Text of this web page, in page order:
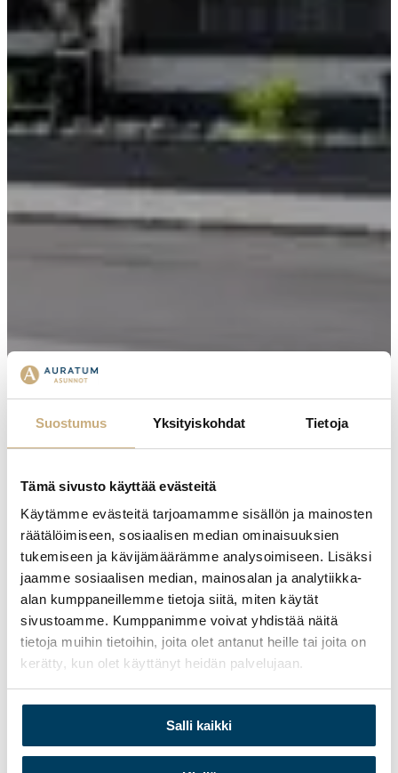
Suostumus Yksityiskohdat Tietoja
Tämä sivusto käyttää evästeitä
Käytämme evästeitä tarjoamamme sisällön ja mainosten
räätälöimiseen, sosiaalisen median ominaisuuksien
tukemiseen ja kävijämäärämme analysoimiseen. Lisäksi
jaamme sosiaalisen median, mainosalan ja analytiikka-
alan kumppaneillemme tietoja siitä, miten käytät
sivustoamme. Kumppanimme voivat yhdistää näitä
tietoja muihin tietoihin, joita olet antanut heille tai joita on
kerätty, kun olet käyttänyt heidän palvelujaan.
Salli kaikki
Primus sijaitsee Turun Kerttulinmäellä,
tarjoten eturivin asumista. Kävelymatkan